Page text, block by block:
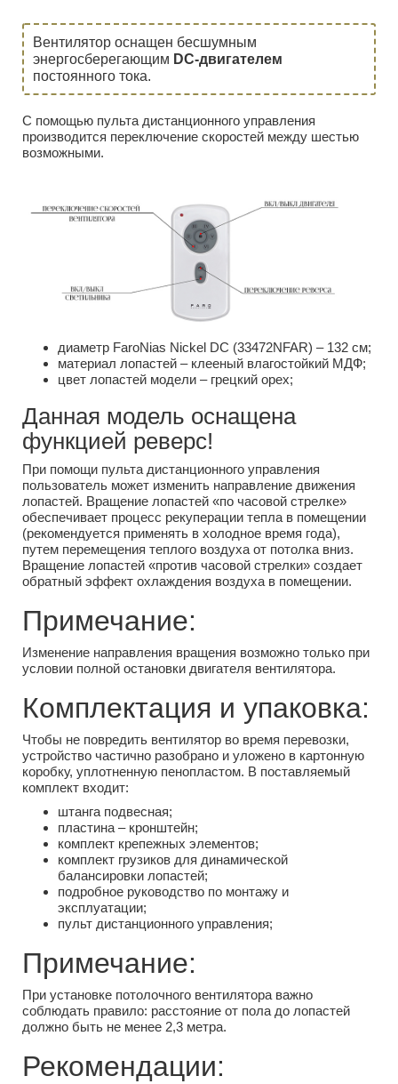
Вентилятор оснащен бесшумным
энергосберегающим DC-двигателем
постоянного тока.
С помощью пульта дистанционного управления
производится переключение скоростей между шестью
возможными.
диаметр FaroNias Nickel DC (33472NFAR) – 132 см;
материал лопастей – клееный влагостойкий МДФ;
цвет лопастей модели – грецкий орех;
Данная модель оснащена
функцией реверс!
При помощи пульта дистанционного управления
пользователь может изменить направление движения
лопастей. Вращение лопастей «по часовой стрелке»
обеспечивает процесс рекуперации тепла в помещении
(рекомендуется применять в холодное время года),
путем перемещения теплого воздуха от потолка вниз.
Вращение лопастей «против часовой стрелки» создает
обратный эффект охлаждения воздуха в помещении.
Примечание:
Изменение направления вращения возможно только при
условии полной остановки двигателя вентилятора.
Комплектация и упаковка:
Чтобы не повредить вентилятор во время перевозки,
устройство частично разобрано и уложено в картонную
коробку, уплотненную пенопластом. В поставляемый
комплект входит:
штанга подвесная;
пластина – кронштейн;
комплект крепежных элементов;
комплект грузиков для динамической
балансировки лопастей;
подробное руководство по монтажу и
эксплуатации;
пульт дистанционного управления;
Примечание:
При установке потолочного вентилятора важно
соблюдать правило: расстояние от пола до лопастей
должно быть не менее 2,3 метра.
Рекомендации: